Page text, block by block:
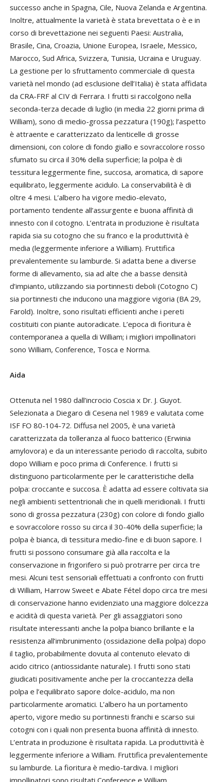
successo anche in Spagna, Cile, Nuova Zelanda e Argentina.
Inoltre, attualmente la varietà è stata brevettata o è e in
corso di brevettazione nei seguenti Paesi: Australia,
Brasile, Cina, Croazia, Unione Europea, Israele, Messico,
Marocco, Sud Africa, Svizzera, Tunisia, Ucraina e Uruguay.
La gestione per lo sfruttamento commerciale di questa
varietà nel mondo (ad esclusione dell’Italia) è stata affidata
da CRA-FRF al CIV di Ferrara. I frutti si raccolgono nella
seconda-terza decade di luglio (in media 22 giorni prima di
William), sono di medio-grossa pezzatura (190g); l’aspetto
è attraente e caratterizzato da lenticelle di grosse
dimensioni, con colore di fondo giallo e sovraccolore rosso
sfumato su circa il 30% della superficie; la polpa è di
tessitura leggermente fine, succosa, aromatica, di sapore
equilibrato, leggermente acidulo. La conservabilità è di
oltre 4 mesi. L’albero ha vigore medio-elevato,
portamento tendente all’assurgente e buona affinità di
innesto con il cotogno. L’entrata in produzione è risultata
rapida sia su cotogno che su franco e la produttività è
media (leggermente inferiore a William). Fruttifica
prevalentemente su lamburde. Si adatta bene a diverse
forme di allevamento, sia ad alte che a basse densità
d’impianto, utilizzando sia portinnesti deboli (Cotogno C)
sia portinnesti che inducono una maggiore vigoria (BA 29,
Farold). Inoltre, sono risultati efficienti anche i pereti
costituiti con piante autoradicate. L’epoca di fioritura è
contemporanea a quella di William; i migliori impollinatori
sono William, Conference, Tosca e Norma.
Aida
Ottenuta nel 1980 dall’incrocio Coscia x Dr. J. Guyot.
Selezionata a Diegaro di Cesena nel 1989 e valutata come
ISF FO 80-104-72. Diffusa nel 2005, è una varietà
caratterizzata da tolleranza al fuoco batterico (Erwinia
amylovora) e da un interessante periodo di raccolta, subito
dopo William e poco prima di Conference. I frutti si
distinguono particolarmente per le caratteristiche della
polpa: croccante e succosa. È adatta ad essere coltivata sia
negli ambienti settentrionali che in quelli meridionali. I frutti
sono di grossa pezzatura (230g) con colore di fondo giallo
e sovraccolore rosso su circa il 30-40% della superficie; la
polpa è bianca, di tessitura medio-fine e di buon sapore. I
frutti si possono consumare già alla raccolta e la
conservazione in frigorifero si può protrarre per circa tre
mesi. Alcuni test sensoriali effettuati a confronto con frutti
di William, Harrow Sweet e Abate Fétel dopo circa tre mesi
di conservazione hanno evidenziato una maggiore dolcezza
e acidità di questa varietà. Per gli assaggiatori sono
risultate interessanti anche la polpa bianco brillante e la
resistenza all’imbrunimento (ossidazione della polpa) dopo
il taglio, probabilmente dovuta al contenuto elevato di
acido citrico (antiossidante naturale). I frutti sono stati
giudicati positivamente anche per la croccantezza della
polpa e l’equilibrato sapore dolce-acidulo, ma non
particolarmente aromatici. L’albero ha un portamento
aperto, vigore medio su portinnesti franchi e scarso sui
cotogni con i quali non presenta buona affinità di innesto.
L’entrata in produzione è risultata rapida. La produttività è
leggermente inferiore a William. Fruttifica prevalentemente
su lamburde. La fioritura è medio-tardiva. I migliori
impollinatori sono risultati Conference e William.